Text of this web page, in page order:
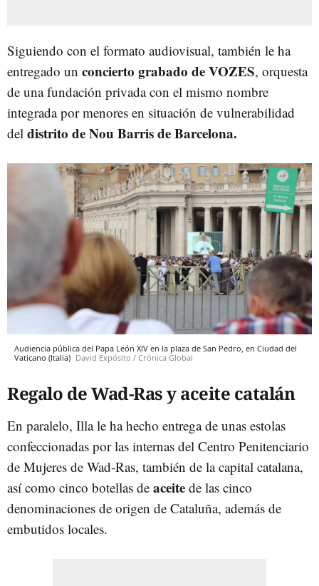
Siguiendo con el formato audiovisual, también le ha
entregado un concierto grabado de VOZES, orquesta
de una fundación privada con el mismo nombre
integrada por menores en situación de vulnerabilidad
del distrito de Nou Barris de Barcelona.
Audiencia pública del Papa León XIV en la plaza de San Pedro, en Ciudad del
Vaticano (Italia) David Expósito / Crónica Global
Regalo de Wad-Ras y aceite catalán
En paralelo, Illa le ha hecho entrega de unas estolas
confeccionadas por las internas del Centro Penitenciario
de Mujeres de Wad-Ras, también de la capital catalana,
así como cinco botellas de aceite de las cinco
denominaciones de origen de Cataluña, además de
embutidos locales.